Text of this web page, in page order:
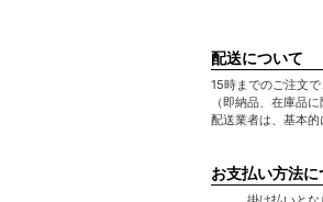
配送について
15時までのご注文で
（即納品、在庫品に
配送業者は、基本的
お支払い方法に